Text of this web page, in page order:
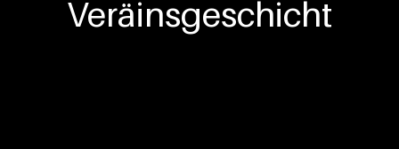
Veräinsgeschicht